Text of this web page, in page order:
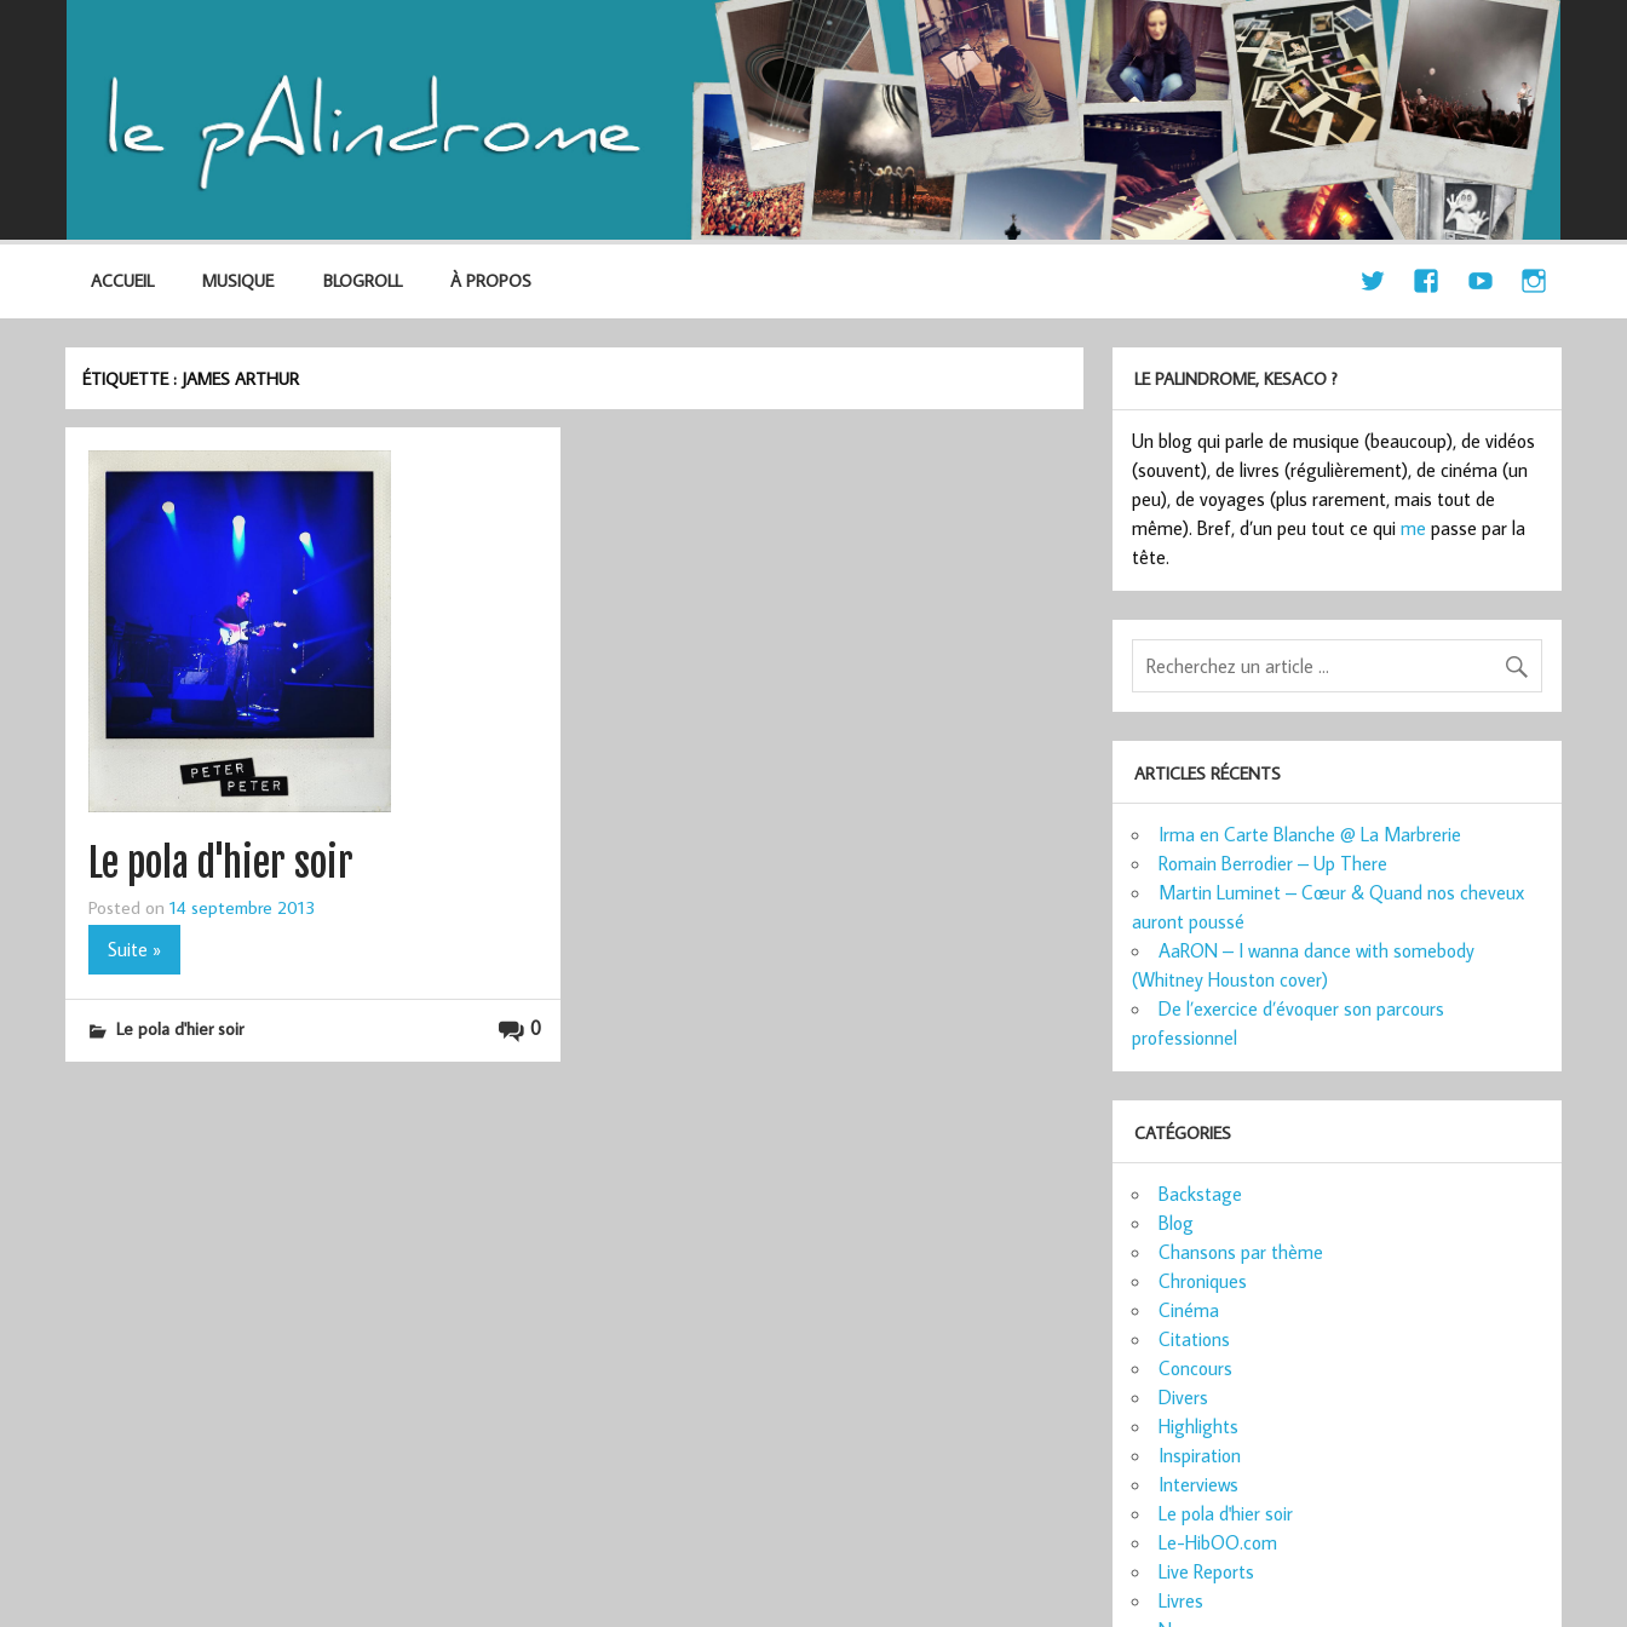
ACCUEIL MUSIQUE BLOGROLL À PROPOS
ÉTIQUETTE : JAMES ARTHUR
Le pola d'hier soir
Posted on 14 septembre 2013
Suite »
0
Le pola d'hier soir
LE PALINDROME, KESACO ?
Un blog qui parle de musique (beaucoup), de vidéos
(souvent), de livres (régulièrement), de cinéma (un
peu), de voyages (plus rarement, mais tout de
même). Bref, d’un peu tout ce quime passe par la
tête.
ARTICLES RÉCENTS
Irma en Carte Blanche @ La Marbrerie
Romain Berrodier – Up There
Martin Luminet – Cœur & Quand nos cheveux
auront poussé
AaRON – I wanna dance with somebody
(Whitney Houston cover)
De l’exercice d’évoquer son parcours
professionnel
CATÉGORIES
Backstage
Blog
Chansons par thème
Chroniques
Cinéma
Citations
Concours
Divers
Highlights
Inspiration
Interviews
Le pola d'hier soir
Le-HibOO.com
Live Reports
Livres